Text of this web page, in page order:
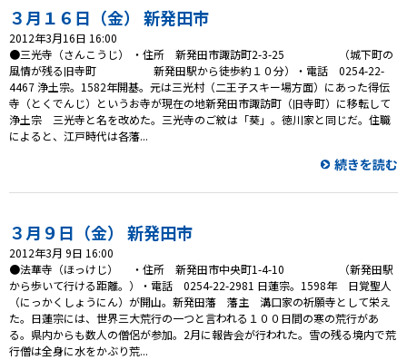
３月１６日（金） 新発田市
2012年3月16日 16:00
●三光寺（さんこうじ） ・住所 新発田市諏訪町2-3-25 （城下町の
風情が残る旧寺町 新発田駅から徒歩約１０分）・電話 0254-22-
4467 浄土宗。1582年開基。元は三光村（二王子スキー場方面）にあった得伝
寺（とくでんじ）というお寺が現在の地新発田市諏訪町（旧寺町）に移転して
浄土宗 三光寺と名を改めた。三光寺のご紋は「葵」。徳川家と同じだ。住職
によると、江戸時代は各藩...
続きを読む
３月９日（金） 新発田市
2012年3月 9日 16:00
●法華寺（ほっけじ） ・住所 新発田市中央町1-4-10 （新発田駅
から歩いて行ける距離。）・電話 0254-22-2981 日蓮宗。1598年 日覚聖人
（にっかくしょうにん）が開山。新発田藩 藩主 溝口家の祈願寺として栄え
た。日蓮宗には、世界三大荒行の一つと言われる１００日間の寒の荒行があ
る。県内からも数人の僧侶が参加。2月に報告会が行われた。雪の残る境内で荒
行僧は全身に水をかぶり荒...